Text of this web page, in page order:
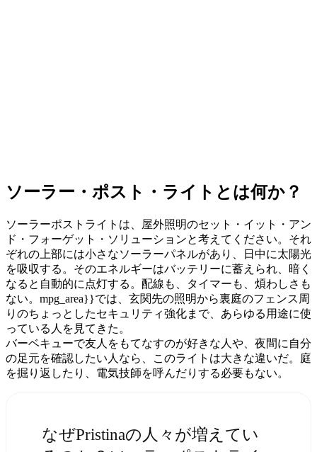
ソーラー・ポスト・ライトとは何か？
ソーラーポストライトは、屋外照明のセット・イット・アン
ド・フォーゲット・ソリューションと考えてください。それ
ぞれの上部には小さなソーラーパネルがあり、日中に太陽光
を吸収する。そのエネルギーはバッテリーに蓄えられ、暗く
なると自動的に点灯する。配線も、タイマーも、煩わしさも
ない。mpg_area}}では、玄関先の照明から裏庭のフェンス周
りのちょっとしたセキュリティ強化まで、あらゆる用途に使
っている人を見てきた。
バーベキューで友人をもてなすのが好きな人や、夜間に自分
の足元を確認したい人なら、このライトは大きな違いだ。庭
を掘り返したり、電気技師を呼んだりする必要もない。
なぜPristinaの人々が増えてい